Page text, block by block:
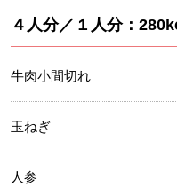
４人分／１人分：
牛肉小間切れ
玉ねぎ
人参